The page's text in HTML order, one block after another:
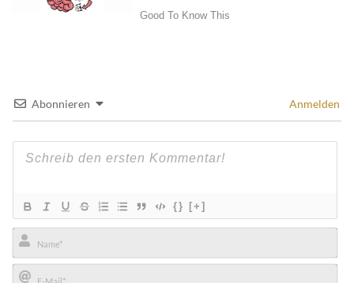
Abonnieren Anmelden
{} [+]
Name*